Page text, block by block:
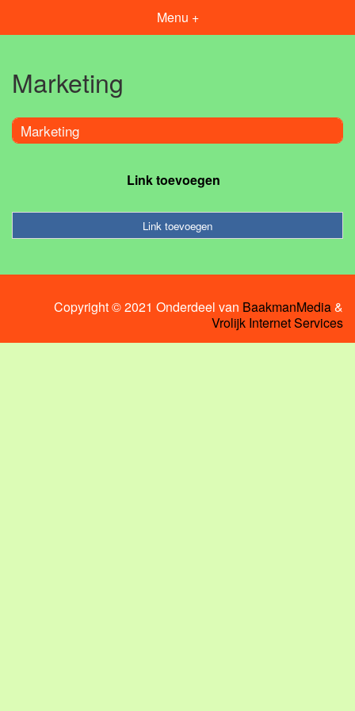
Menu +
Marketing
Marketing
Link toevoegen
Link toevoegen
Copyright © 2021 Onderdeel van BaakmanMedia&
Vrolijk Internet Services